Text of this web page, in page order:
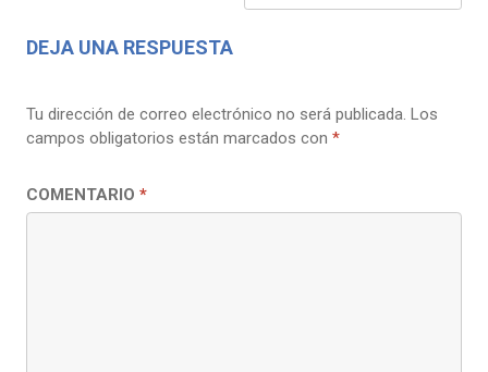
DEJA UNA RESPUESTA
Tu dirección de correo electrónico no será publicada. Los
campos obligatorios están marcados con *
COMENTARIO *